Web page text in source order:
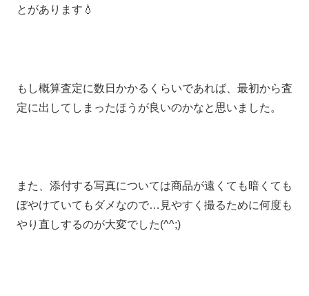
とがあります💧
もし概算査定に数日かかるくらいであれば、最初から査
定に出してしまったほうが良いのかなと思いました。
また、添付する写真については商品が遠くても暗くても
ぼやけていてもダメなので…見やすく撮るために何度も
やり直しするのが大変でした(^^;)